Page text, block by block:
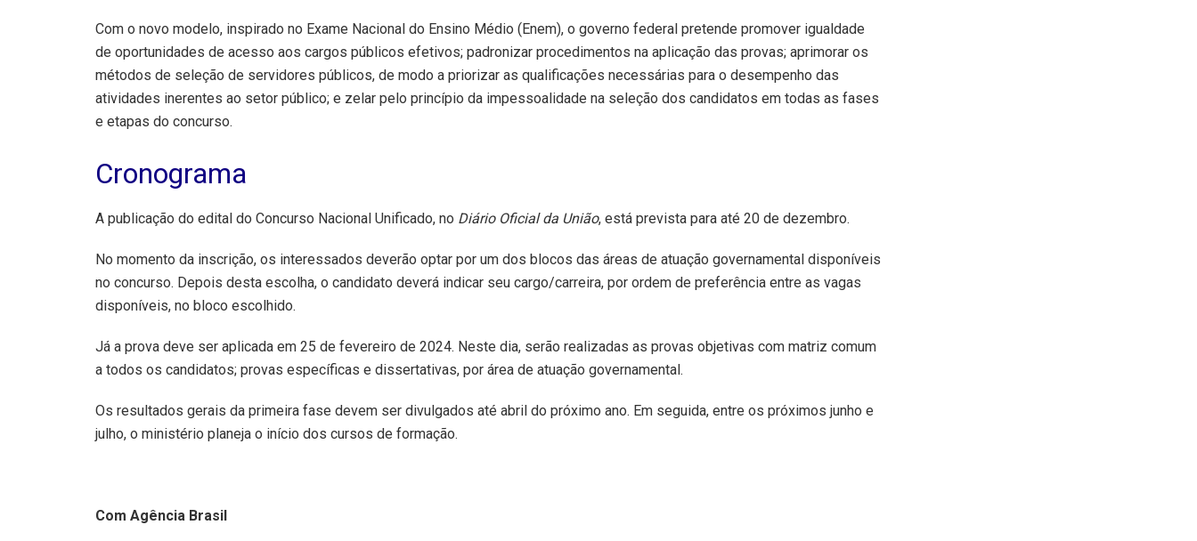
Com o novo modelo, inspirado no Exame Nacional do Ensino Médio (Enem), o governo federal pretende promover igualdade
de oportunidades de acesso aos cargos públicos efetivos; padronizar procedimentos na aplicação das provas; aprimorar os
métodos de seleção de servidores públicos, de modo a priorizar as qualificações necessárias para o desempenho das
atividades inerentes ao setor público; e zelar pelo princípio da impessoalidade na seleção dos candidatos em todas as fases
e etapas do concurso.
Cronograma
A publicação do edital do Concurso Nacional Unificado, no Diário Oficial da União, está prevista para até 20 de dezembro.
No momento da inscrição, os interessados deverão optar por um dos blocos das áreas de atuação governamental disponíveis
no concurso. Depois desta escolha, o candidato deverá indicar seu cargo/carreira, por ordem de preferência entre as vagas
disponíveis, no bloco escolhido.
Já a prova deve ser aplicada em 25 de fevereiro de 2024. Neste dia, serão realizadas as provas objetivas com matriz comum
a todos os candidatos; provas específicas e dissertativas, por área de atuação governamental.
Os resultados gerais da primeira fase devem ser divulgados até abril do próximo ano. Em seguida, entre os próximos junho e
julho, o ministério planeja o início dos cursos de formação.
Com Agência Brasil